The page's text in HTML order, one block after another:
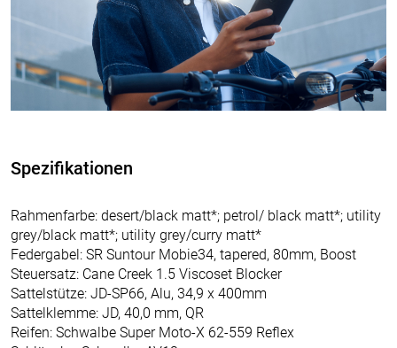
Spezifikationen
Rahmenfarbe: desert/black matt*; petrol/ black matt*; utility
grey/black matt*; utility grey/curry matt*
Federgabel: SR Suntour Mobie34, tapered, 80mm, Boost
Steuersatz: Cane Creek 1.5 Viscoset Blocker
Sattelstütze: JD-SP66, Alu, 34,9 x 400mm
Sattelklemme: JD, 40,0 mm, QR
Reifen: Schwalbe Super Moto-X 62-559 Reflex